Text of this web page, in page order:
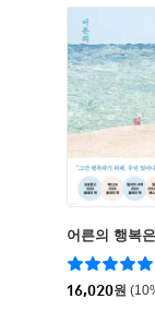
어른의 행복
16,020원